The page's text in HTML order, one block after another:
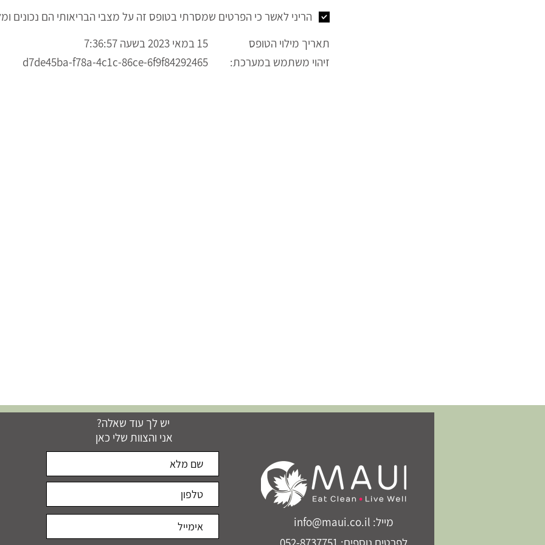
הריני לאשר כי הפרטים שמסרתי בטופס זה על מצבי הבריאותי הם נכונים
תאריך מילוי הטופס
15 במאי 2023 בשעה 7:36:57
זיהוי משתמש במערכת:
d7de45ba-f78a-4c1c-86ce-6f9f84292465
יש לך עוד שאלה?
אני והצוות שלי כאן
מייל: info@maui.co.il